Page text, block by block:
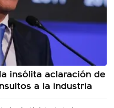
insólita aclaración de
a la industria